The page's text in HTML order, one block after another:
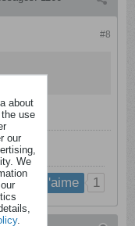
#8
j'aime 1
about
use
our
We
.